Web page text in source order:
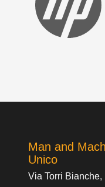
Man and
Unico
Via Torri